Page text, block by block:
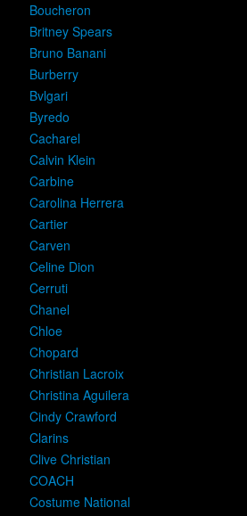
Boucheron
Britney Spears
Bruno Banani
Burberry
Bvlgari
Byredo
Cacharel
Calvin Klein
Carbine
Carolina Herrera
Cartier
Carven
Celine Dion
Cerruti
Chanel
Chloe
Chopard
Christian Lacroix
Christina Aguilera
Cindy Crawford
Clarins
Clive Christian
COACH
Costume National